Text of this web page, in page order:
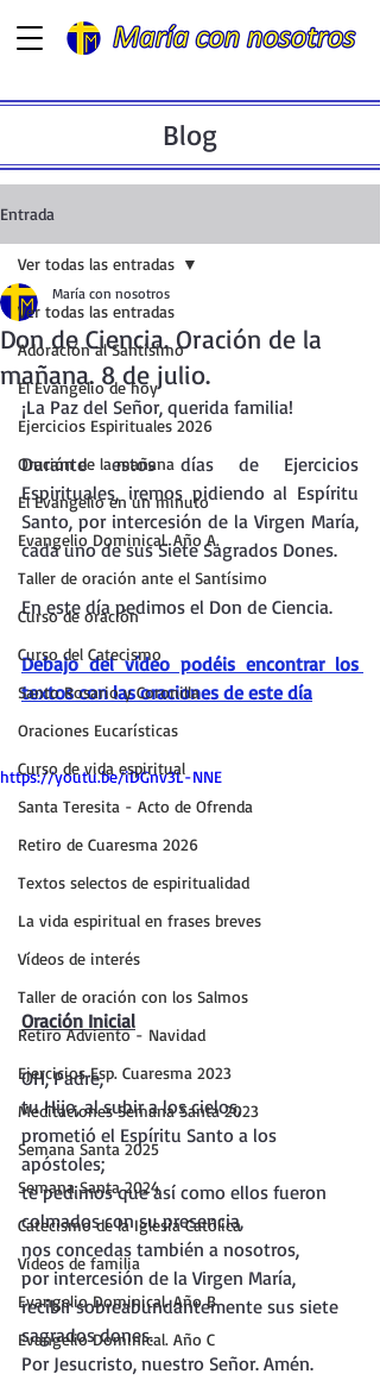
Blog
Entrada
Ver todas las entradas
Adoración al Santísimo
El Evangelio de hoy
Ejercicios Espirituales 2026
Oración de la mañana
El Evangelio en un minuto
Evangelio Dominical. Año A.
Taller de oración ante el Santísimo
Curso de oración
Curso del Catecismo
Santo Rosario y Coronilla
Oraciones Eucarísticas
Curso de vida espiritual
Santa Teresita - Acto de Ofrenda
Retiro de Cuaresma 2026
Textos selectos de espiritualidad
La vida espiritual en frases breves
Vídeos de interés
Taller de oración con los Salmos
Retiro Adviento - Navidad
Ejercicios Esp. Cuaresma 2023
Meditaciones Semana Santa 2023
Semana Santa 2025
Semana Santa 2024
Catecismo de la Iglesia Católica
Vídeos de familia
Evangelio Dominical. Año B
Evangelio Dominical. Año C
Ver todas las entradas
Don de Ciencia. Oración de la
mañana. 8 de julio.
María con nosotros
¡La Paz del Señor, querida familia!
Durante estos días de Ejercicios
Espirituales, iremos pidiendo al Espíritu
Santo, por intercesión de la Virgen María,
cada uno de sus Siete Sagrados Dones.
En este día pedimos el Don de Ciencia.
Debajo del vídeo podéis encontrar los
textos con las oraciones de este día
https://youtu.be/iDGnv3L-NNE
Oración Inicial
OH, Padre,
tu Hijo, al subir a los cielos,
prometió el Espíritu Santo a los
apóstoles;
te pedimos que así como ellos fueron
colmados con su presencia,
nos concedas también a nosotros,
por intercesión de la Virgen María,
recibir sobreabundantemente sus siete
sagrados dones.
Por Jesucristo, nuestro Señor. Amén.